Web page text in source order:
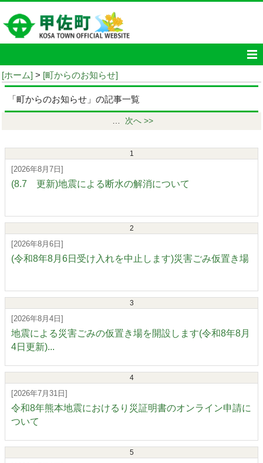
[ホーム] > [町からのお知らせ]
「町からのお知らせ」の記事一覧
… 次へ >>
1
[2026年8月7日]
(8.7 更新)地震による断水の解消について
2
[2026年8月6日]
(令和8年8月6日受け入れを中止します)災害ごみ仮置き場
3
[2026年8月4日]
地震による災害ごみの仮置き場を開設します(令和8年8月
4日更新)...
4
[2026年7月31日]
令和8年熊本地震におけるり災証明書のオンライン申請に
ついて
5